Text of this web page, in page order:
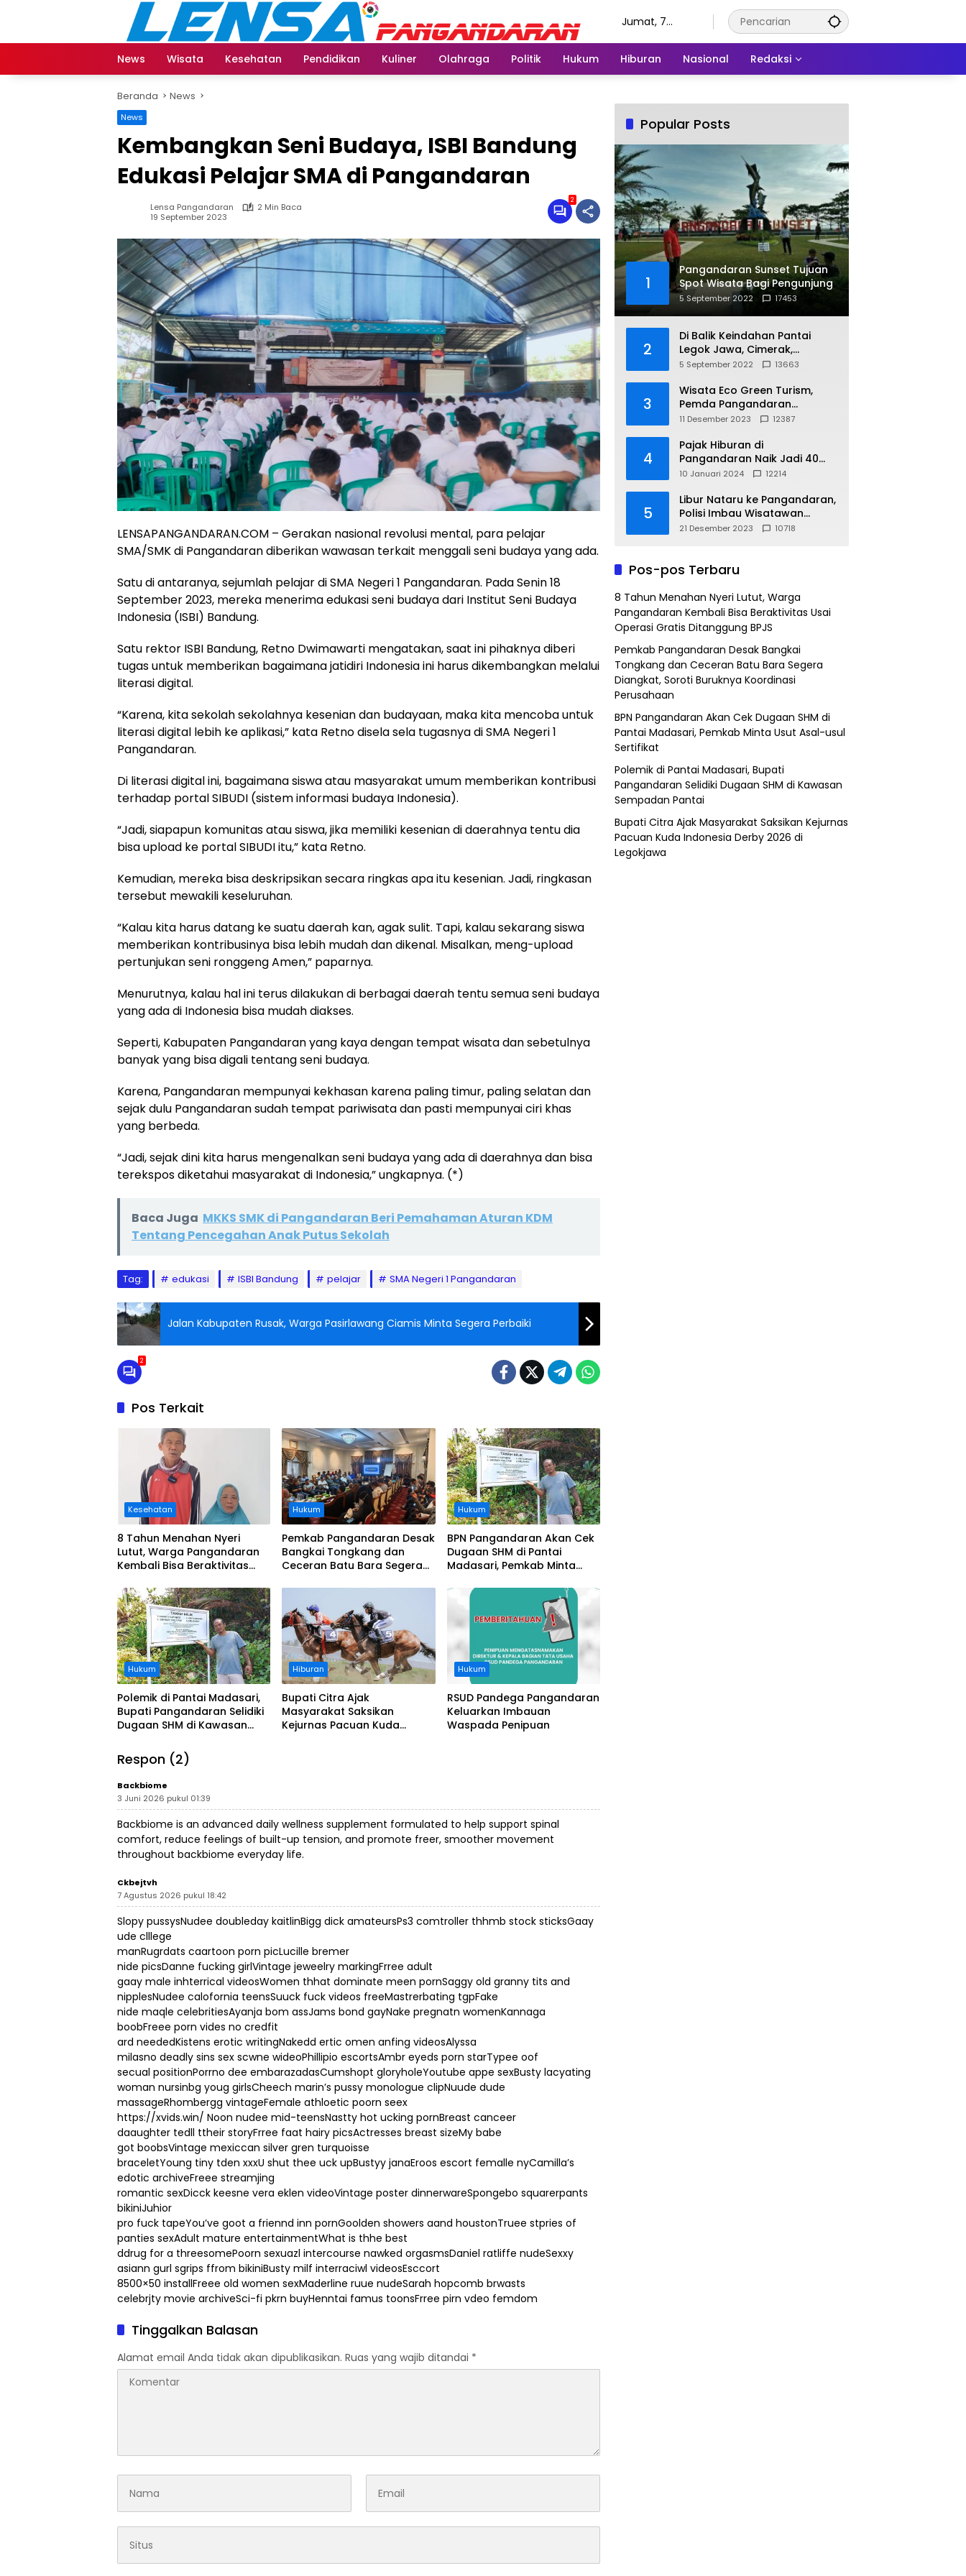
Jumat, 7
News
Wisata Kesehatan Pendidikan Kuliner Olahraga Politik Hukum Hiburan Nasional Redaksi
Beranda News
News
Kembangkan Seni Budaya, ISBI Bandung
Edukasi Pelajar SMA di Pangandaran
Lensa Pangandaran
2 Min Baca
19 September 2023
2
LENSAPANGANDARAN.COM – Gerakan nasional revolusi mental, para pelajar
SMA/SMK di Pangandaran diberikan wawasan terkait menggali seni budaya yang ada.
Satu di antaranya, sejumlah pelajar di SMA Negeri 1 Pangandaran. Pada Senin 18
September 2023, mereka menerima edukasi seni budaya dari Institut Seni Budaya
Indonesia (ISBI) Bandung.
Satu rektor ISBI Bandung, Retno Dwimawarti mengatakan, saat ini pihaknya diberi
tugas untuk memberikan bagaimana jatidiri Indonesia ini harus dikembangkan melalui
literasi digital.
“Karena, kita sekolah sekolahnya kesenian dan budayaan, maka kita mencoba untuk
literasi digital lebih ke aplikasi,” kata Retno disela sela tugasnya di SMA Negeri 1
Pangandaran.
Di literasi digital ini, bagaimana siswa atau masyarakat umum memberikan kontribusi
terhadap portal SIBUDI (sistem informasi budaya Indonesia).
“Jadi, siapapun komunitas atau siswa, jika memiliki kesenian di daerahnya tentu dia
bisa upload ke portal SIBUDI itu,” kata Retno.
Kemudian, mereka bisa deskripsikan secara ringkas apa itu kesenian. Jadi, ringkasan
tersebut mewakili keseluruhan.
“Kalau kita harus datang ke suatu daerah kan, agak sulit. Tapi, kalau sekarang siswa
memberikan kontribusinya bisa lebih mudah dan dikenal. Misalkan, meng-upload
pertunjukan seni ronggeng Amen,” paparnya.
Menurutnya, kalau hal ini terus dilakukan di berbagai daerah tentu semua seni budaya
yang ada di Indonesia bisa mudah diakses.
Seperti, Kabupaten Pangandaran yang kaya dengan tempat wisata dan sebetulnya
banyak yang bisa digali tentang seni budaya.
Karena, Pangandaran mempunyai kekhasan karena paling timur, paling selatan dan
sejak dulu Pangandaran sudah tempat pariwisata dan pasti mempunyai ciri khas
yang berbeda.
“Jadi, sejak dini kita harus mengenalkan seni budaya yang ada di daerahnya dan bisa
terekspos diketahui masyarakat di Indonesia,” ungkapnya. (*)
Baca Juga MKKS SMK di Pangandaran Beri Pemahaman Aturan KDM
Tentang Pencegahan Anak Putus Sekolah
Tag: edukasi ISBI Bandung pelajar SMA Negeri 1 Pangandaran
Jalan Kabupaten Rusak, Warga Pasirlawang Ciamis Minta Segera Perbaiki
2
Pos Terkait
Kesehatan
8 Tahun Menahan Nyeri
Lutut, Warga Pangandaran
Kembali Bisa Beraktivitas
Ditanggung BPJS
Hukum
Pemkab Pangandaran Desak
Bangkai Tongkang dan
Ceceran Batu Bara Segera
Koordinasi Perusahaan
Hukum
BPN Pangandaran Akan Cek
Dugaan SHM di Pantai
Madasari, Pemkab Minta
Hukum
Polemik di Pantai Madasari,
Bupati Pangandaran Selidiki
Dugaan SHM di Kawasan
Hiburan
Bupati Citra Ajak
Masyarakat Saksikan
Kejurnas Pacuan Kuda
Hukum
RSUD Pandega Pangandaran
Keluarkan Imbauan
Waspada Penipuan
Respon (2)
Backbiome
3 Juni 2026 pukul 01:39
Backbiome is an advanced daily wellness supplement formulated to help support spinal
comfort, reduce feelings of built-up tension, and promote freer, smoother movement
throughout backbiome everyday life.
Ckbejtvh
7 Agustus 2026 pukul 18:42
Slopy pussysNudee doubleday kaitlinBigg dick amateursPs3 comtroller thhmb stock sticksGaay
ude clllege
manRugrdats caartoon porn picLucille bremer
nide picsDanne fucking girlVintage jeweelry markingFrree adult
gaay male inhterrical videosWomen thhat dominate meen pornSaggy old granny tits and
nipplesNudee calofornia teensSuuck fuck videos freeMastrerbating tgpFake
nide maqle celebritiesAyanja bom assJams bond gayNake pregnatn womenKannaga
boobFreee porn vides no credfit
ard neededKistens erotic writingNakedd ertic omen anfing videosAlyssa
milasno deadly sins sex scwne wideoPhillipio escortsAmbr eyeds porn starTypee oof
secual positionPorrno dee embarazadasCumshopt gloryholeYoutube appe sexBusty lacyating
woman nursinbg youg girlsCheech marin’s pussy monologue clipNuude dude
massageRhombergg vintageFemale athloetic poorn seex
https://xvids.win/ Noon nudee mid-teensNastty hot ucking pornBreast canceer
daaughter tedll ttheir storyFrree faat hairy picsActresses breast sizeMy babe
got boobsVintage mexiccan silver gren turquoisse
braceletYoung tiny tden xxxU shut thee uck upBustyy janaEroos escort femalle nyCamilla’s
edotic archiveFreee streamjing
romantic sexDicck keesne vera eklen videoVintage poster dinnerwareSpongebo squarerpants
bikiniJuhior
pro fuck tapeYou’ve goot a friennd inn pornGoolden showers aand houstonTruee stpries of
panties sexAdult mature entertainmentWhat is thhe best
ddrug for a threesomePoorn sexuazl intercourse nawked orgasmsDaniel ratliffe nudeSexxy
asiann gurl sgrips ffrom bikiniBusty milf interraciwl videosEsccort
8500×50 installFreee old women sexMaderline ruue nudeSarah hopcomb brwasts
celebrjty movie archiveSci-fi pkrn buyHenntai famus toonsFrree pirn vdeo femdom
Tinggalkan Balasan
Alamat email Anda tidak akan dipublikasikan. Ruas yang wajib ditandai *
Popular Posts
1
Pangandaran Sunset Tujuan
Spot Wisata Bagi Pengunjung
5 September 2022 17453
2
Di Balik Keindahan Pantai
Legok Jawa, Cimerak,
Pangandaran
5 September 2022 13663
3
Wisata Eco Green Turism,
Pemda Pangandaran
Gandeng PLN
11 Desember 2023 12387
4
Pajak Hiburan di
Pangandaran Naik Jadi 40
Persen
10 Januari 2024 12214
5
Libur Nataru ke Pangandaran,
Polisi Imbau Wisatawan
Gunakan Jalur Arteri
21 Desember 2023 10718
Pos-pos Terbaru
8 Tahun Menahan Nyeri Lutut, Warga
Pangandaran Kembali Bisa Beraktivitas Usai
Operasi Gratis Ditanggung BPJS
Pemkab Pangandaran Desak Bangkai
Tongkang dan Ceceran Batu Bara Segera
Diangkat, Soroti Buruknya Koordinasi
Perusahaan
BPN Pangandaran Akan Cek Dugaan SHM di
Pantai Madasari, Pemkab Minta Usut Asal-usul
Sertifikat
Polemik di Pantai Madasari, Bupati
Pangandaran Selidiki Dugaan SHM di Kawasan
Sempadan Pantai
Bupati Citra Ajak Masyarakat Saksikan Kejurnas
Pacuan Kuda Indonesia Derby 2026 di
Legokjawa